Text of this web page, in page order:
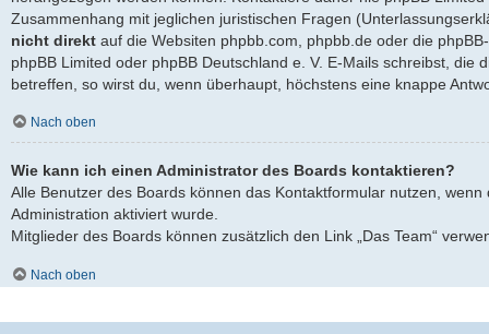
Zusammenhang mit jeglichen juristischen Fragen
nicht direkt auf die Websiten phpbb.com, phpbb.de oder die
phpBB Limited oder phpBB Deutschland e. V. E-Mails schreibst, die
betreffen, so wirst du, wenn überhaupt, höchstens eine knappe
Nach oben
Wie kann ich einen Administrator des Boards kontaktieren?
Alle Benutzer des Boards können das Kontaktformular nutzen,
Administration aktiviert wurde.
Mitglieder des Boards können zusätzlich den Link „Das Team“
Nach oben